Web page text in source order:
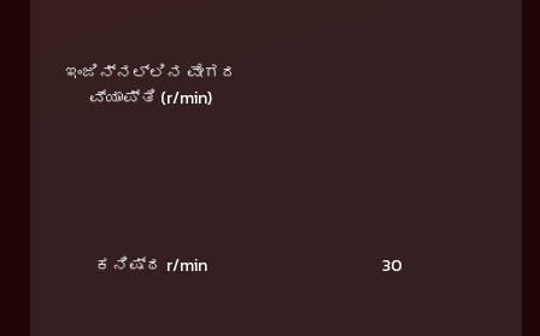
ಇಂಜಿನ್‌ನಲ್ಲಿನ ವೇಗದ
ವ್ಯಾಪ್ತಿ (r/min)
ಕನಿಷ್ಠ r/min 30